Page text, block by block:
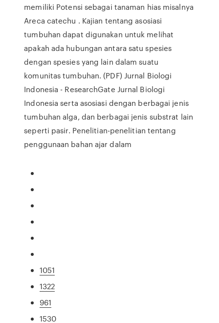
memiliki Potensi sebagai tanaman hias misalnya
Areca catechu . Kajian tentang asosiasi
tumbuhan dapat digunakan untuk melihat
apakah ada hubungan antara satu spesies
dengan spesies yang lain dalam suatu
komunitas tumbuhan. (PDF) Jurnal Biologi
Indonesia - ResearchGate Jurnal Biologi
Indonesia serta asosiasi dengan berbagai jenis
tumbuhan alga, dan berbagai jenis substrat lain
seperti pasir. Penelitian-penelitian tentang
penggunaan bahan ajar dalam
1051
1322
961
1530